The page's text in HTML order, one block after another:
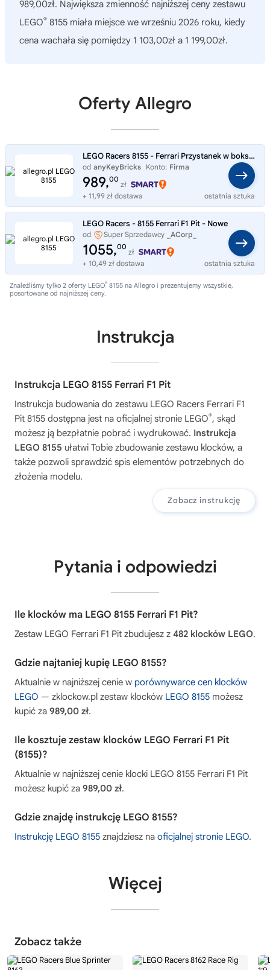
989,00zł. Największa zmienność najniższej ceny zestawu
LEGO® 8155 miała miejsce we wrześniu 2026 roku, kiedy
cena wachała się pomiędzy 1 103,00zł a 1 199,00zł.
Oferty Allegro
LEGO Racers 8155 - Ferrari Przystanek w boksach
od anyKeyBricks Konto: Firma
989,00
zł
+ 11,99 zł dostawa
ostatnia sztuka
LEGO Racers - 8155 Ferrari F1 Pit - Nowe
od Super Sprzedawcy _ACorp_
1055,00
zł
+ 10,49 zł dostawa
ostatnia sztuka
Znaleźliśmy tylko 2 oferty LEGO® 8155 na Allegro i prezentujemy wszystkie,
posortowane od najniższej ceny.
Instrukcja
Instrukcja LEGO 8155 Ferrari F1 Pit
Instrukcja budowania do zestawu LEGO Racers Ferrari F1
Pit 8155 dostępna jest na oficjalnej stronie LEGO®, skąd
możesz ją bezpłatnie pobrać i wydrukować. Instrukcja
LEGO 8155 ułatwi Tobie zbudowanie zestawu klocków, a
także pozwoli sprawdzić spis elementów potrzebnych do
złożenia modelu.
Zobacz instrukcję
Pytania i odpowiedzi
Ile klocków ma LEGO 8155 Ferrari F1 Pit?
Zestaw LEGO Ferrari F1 Pit zbudujesz z 482 klocków LEGO.
Gdzie najtaniej kupię LEGO 8155?
Aktualnie w najniższej cenie w porównywarce cen klocków
LEGO — zklockow.pl zestaw klocków LEGO 8155 możesz
kupić za 989,00 zł.
Ile kosztuje zestaw klocków LEGO Ferrari F1 Pit
(8155)?
Aktualnie w najniższej cenie klocki LEGO 8155 Ferrari F1 Pit
możesz kupić za 989,00 zł.
Gdzie znajdę instrukcję LEGO 8155?
Instrukcję LEGO 8155 znajdziesz na oficjalnej stronie LEGO.
Więcej
Zobacz także